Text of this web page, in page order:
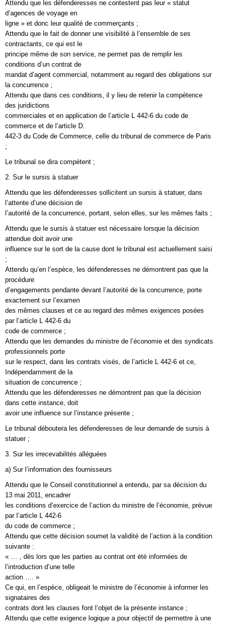
Attendu que les défenderesses ne contestent pas leur « statut
d’agences de voyage en
ligne » et donc leur qualité de commerçants ;
Attendu que le fait de donner une visibilité à l’ensemble de ses
contractants, ce qui est le
principe même de son service, ne permet pas de remplir les
conditions d’un contrat de
mandat d’agent commercial, notamment au regard des obligations sur
la concurrence ;
Attendu que dans ces conditions, il y lieu de retenir la compétence
des juridictions
commerciales et en application de l’article L 442-6 du code de
commerce et de l’article D.
442-3 du Code de Commerce, celle du tribunal de commerce de Paris
;
Le tribunal se dira compétent ;
2. Sur le sursis à statuer
Attendu que les défenderesses sollicitent un sursis à statuer, dans
l’attente d’une décision de
l’autorité de la concurrence, portant, selon elles, sur les mêmes faits ;
Attendu que le sursis à statuer est nécessaire lorsque la décision
attendue doit avoir une
influence sur le sort de la cause dont le tribunal est actuellement saisi
;
Attendu qu’en l’espèce, les défenderesses ne démontrent pas que la
procédure
d’engagements pendante devant l’autorité de la concurrence, porte
exactement sur l’examen
des mêmes clauses et ce au regard des mêmes exigences posées
par l’article L 442-6 du
code de commerce ;
Attendu que les demandes du ministre de l’économie et des syndicats
professionnels porte
sur le respect, dans les contrats visés, de l’article L 442-6 et ce,
Indépendamment de la
situation de concurrence ;
Attendu que les défenderesses ne démontrent pas que la décision
dans cette instance, doit
avoir une influence sur l’instance présente ;
Le tribunal déboutera les défenderesses de leur demande de sursis à
statuer ;
3. Sur les irrecevabilités alléguées
a) Sur l’information des fournisseurs
Attendu que le Conseil constitutionnel a entendu, par sa décision du
13 mai 2011, encadrer
les conditions d’exercice de l’action du ministre de l’économie, prévue
par l’article L 442-6
du code de commerce ;
Attendu que cette décision soumet la validité de l’action à la condition
suivante :
« … , dès lors que les parties au contrat ont été informées de
l’introduction d’une telle
action …. »
Ce qui, en l’espèce, obligeait le ministre de l’économie à informer les
signataires des
contrats dont les clauses font l’objet de la présente instance ;
Attendu que cette exigence logique a pour objectif de permettre à une